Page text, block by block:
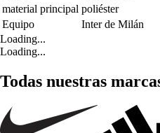
material principal poliéster
Equipo
Inter de Milán
Loading...
Loading...
Todas nuestras